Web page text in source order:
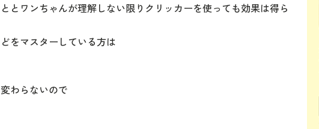
とワンちゃんが理解しない限りクリッカーを使っても効果は得ら
をマスターしている方は
わらないので